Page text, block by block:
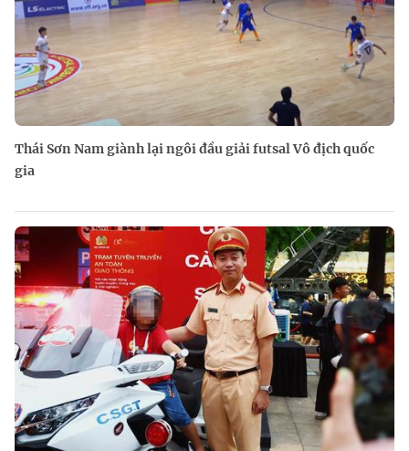
Thái Sơn Nam giành lại ngôi đầu giải futsal Vô địch quốc
gia